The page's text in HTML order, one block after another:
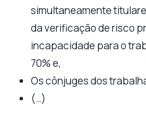
simultaneamente
da verificação de risco
incapacidade para o
70% e,
Os cônjuges dos
(…)